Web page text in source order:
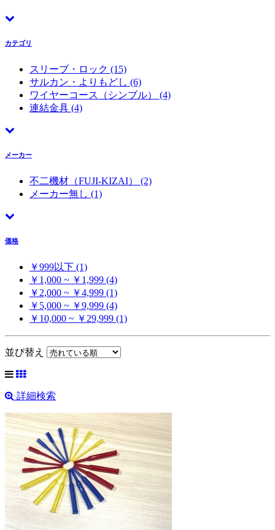
カテゴリ
スリーブ・ロック (15)
サルカン・よりもどし (6)
ワイヤーコース（シンブル） (4)
連結金具 (4)
メーカー
不二機材（FUJI-KIZAI） (2)
メーカー無し (1)
価格
￥999以下 (1)
￥1,000 ~ ￥1,999 (4)
￥2,000 ~ ￥4,999 (1)
￥5,000 ~ ￥9,999 (4)
￥10,000 ~ ￥29,999 (1)
並び替え
詳細検索